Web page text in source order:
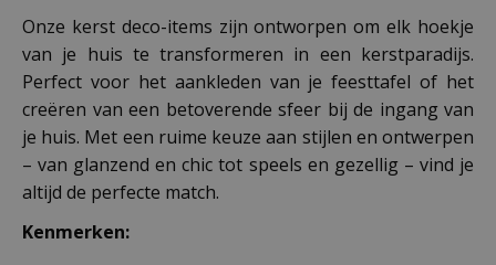
Onze kerst deco-items zijn ontworpen om elk hoekje
van je huis te transformeren in een kerstparadijs.
Perfect voor het aankleden van je feesttafel of het
creëren van een betoverende sfeer bij de ingang van
je huis. Met een ruime keuze aan stijlen en ontwerpen
– van glanzend en chic tot speels en gezellig – vind je
altijd de perfecte match.
Kenmerken: